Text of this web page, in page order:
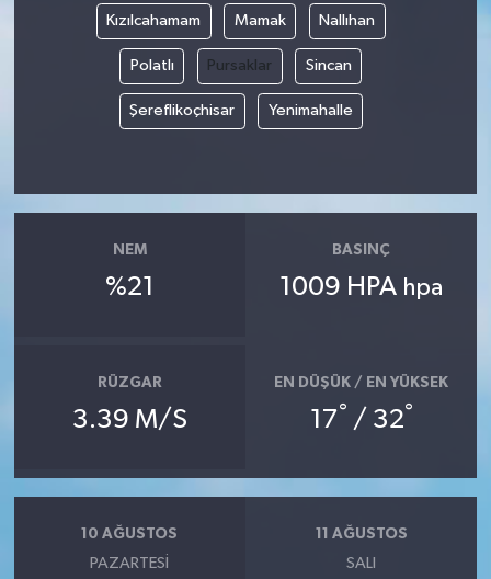
Kızılcahamam Mamak Nallıhan
Polatlı Pursaklar Sincan
Şereflikoçhisar Yenimahalle
NEM
%21
BASINÇ
1009 HPA hpa
RÜZGAR
3.39 M/S
EN DÜŞÜK / EN YÜKSEK
17° / 32°
10 AĞUSTOS
PAZARTESI
11 AĞUSTOS
SALI